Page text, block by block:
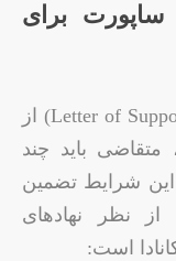
ساپورت برای
برای دریافت نامه حمایتی (Letter of Support – LOS) از
متقاضی باید چند
شرایط تضمین
نظر نهادهای
است: